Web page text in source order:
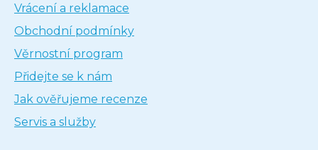
Vrácení a reklamace
Obchodní podmínky
Věrnostní program
Přidejte se k nám
Jak ověřujeme recenze
Servis a služby